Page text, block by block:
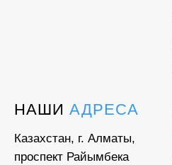
НАШИ АДРЕСА
Казахстан, г. Алматы,
проспект Райымбека